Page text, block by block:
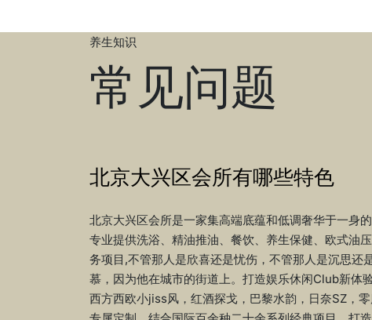
养生知识
常见问题
北京大兴区会所有哪些特色
北京大兴区会所是一家集高端底蕴和低调奢华于一身的
专业提供洗浴、精油推油、餐饮、养生保健、欧式油
务项目,不管那人是欣喜还是忧伤，不管那人是沉思还
慕，因为他在城市的街道上。打造娱乐休闲Club新体
西方西欧小jiss风，红酒探戈，巴黎水韵，日奈SZ，零